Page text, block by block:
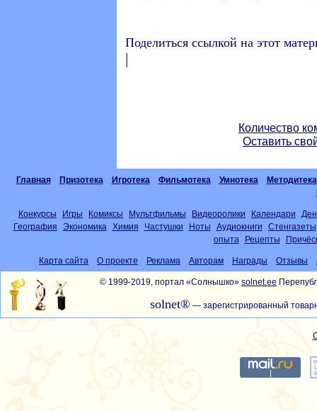
Поделиться ссылкой на этот
|
Количество
Оставить
Главная Призотека Игротека Фильмотека Умнотека
Методитека
Конкурсы Игры Комиксы Мультфильмы Видеоролики Календари
География
Экономика Химия Частушки Ноты Аудиокниги
Стенгазеты
опыта
Рецепты
Карта сайта О проекте Реклама Авторам Награды Отзывы
© 1999-2019, портал «Солнышко» solnet.ee
solnet® — зарегистрированный